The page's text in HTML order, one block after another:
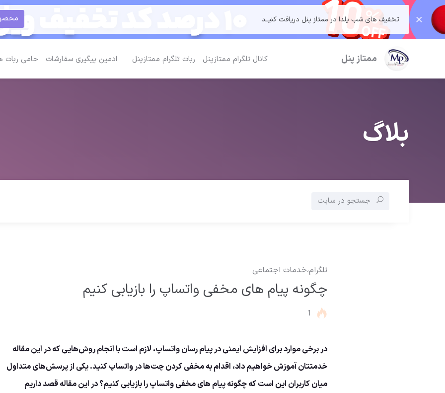
تخفیف های شب یلدا در ممتاز پنل دریافت کنیــد
ممتاز پنل کانال تلگرام ممتازپنل ربات تلگرام ممتازپنل ادمین پیگیری سفارشات حامی ربات
بلاگ
جستجو در سایت
تلگرام،خدمات اجتماعی
چگونه پیام های مخفی واتساپ را بازیابی کنیم
1
در برخی موارد برای افزایش ایمنی در پیام رسان واتساپ، لازم است با انجام روش‌هایی که در این مقاله
خدمتتان آموزش خواهیم داد، اقدام به مخفی کردن چت‌ها در واتساپ کنید. یکی از پرسش‌های متداول
میان کاربران این است که چگونه پیام های مخفی واتساپ را بازیابی کنیم؟ در این مقاله قصد داریم